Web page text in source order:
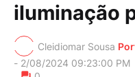
iluminação
Cleidiomar Sousa
- 2/08/2024 09:23:00 PM